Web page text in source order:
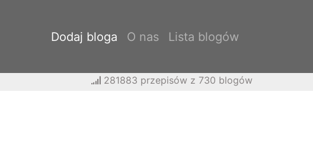
Dodaj bloga O nas Lista blogów
281883 przepisów z 730 blogów